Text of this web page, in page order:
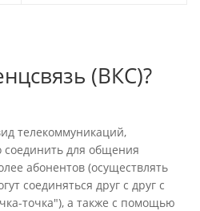
(ВКС)?
телекоммуникаций,
для общения
абонентов (осуществлять
соединяться друг с друг с
точка"), а также с помощью